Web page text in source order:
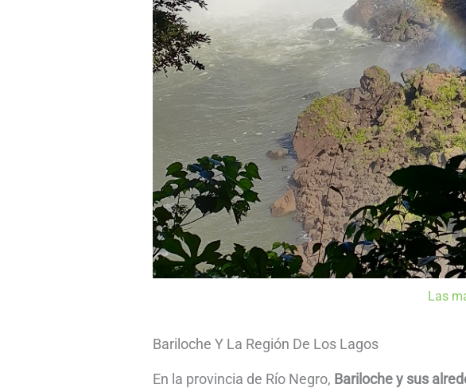
Las
Bariloche Y La Región De Los Lagos
En la provincia de Río Negro, Bariloche y sus